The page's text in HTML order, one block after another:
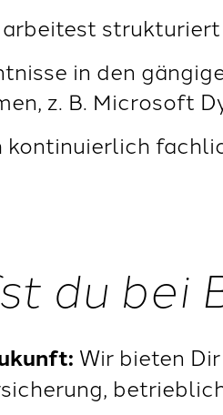
in den
z. B. Microsoft
du bei
Wir bieten